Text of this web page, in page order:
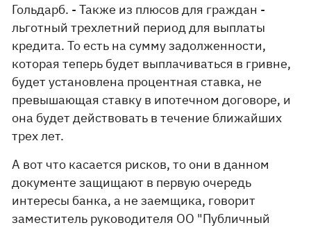
Гольдарб. - Также из плюсов для граждан -
льготный трехлетний период для выплаты
кредита. То есть на сумму задолженности,
которая теперь будет выплачиваться в гривне,
будет установлена процентная ставка, не
превышающая ставку в ипотечном договоре, и
она будет действовать в течение ближайших
трех лет.
А вот что касается рисков, то они в данном
документе защищают в первую очередь
интересы банка, а не заемщика, говорит
заместитель руководителя ОО "Публичный